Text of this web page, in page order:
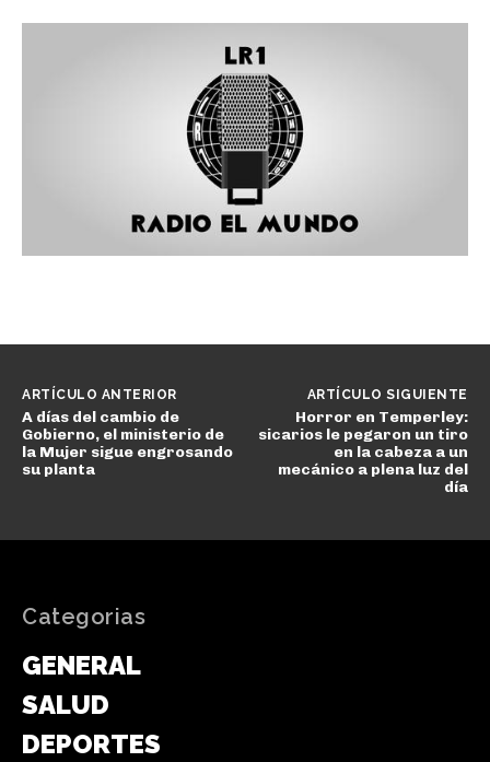
ARTÍCULO ANTERIOR
A días del cambio de
Gobierno, el ministerio de
la Mujer sigue engrosando
su planta
ARTÍCULO SIGUIENTE
Horror en Temperley:
sicarios le pegaron un tiro
en la cabeza a un
mecánico a plena luz del
día
Categorias
GENERAL
SALUD
DEPORTES